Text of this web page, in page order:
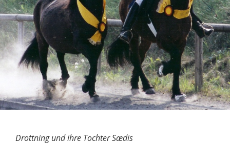
Drottning und ihre Tochter Sædis